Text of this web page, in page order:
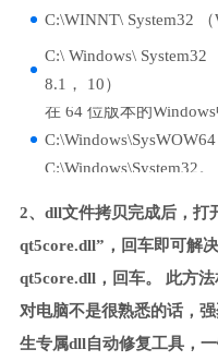
C:\WINNT\ System32 （
C:\ Windows\ System32
8.1， 10）
在 64 位版本的
C:\Windows\System32。
2、dll文件拷贝完成后，打
qt5core.dll”，回车即可解
qt5core.dll，回车。 此方
对电脑不是很熟悉的话，
生专属dll自动修复工具，一